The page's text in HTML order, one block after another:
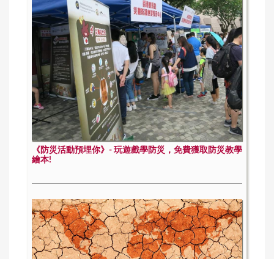
《防災活動預埋你》- 玩遊戲學防災，免費獲取防災教學
繪本!